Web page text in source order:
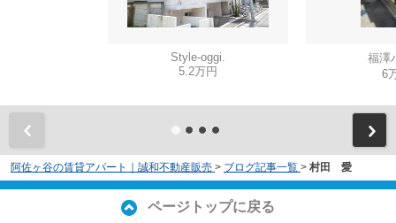
Style-oggi.
5.2万円
福澤
6
阿佐ヶ谷の賃貸アパート｜誠和不動産販売 > ブログ記事一覧 > 村田 愛
ページトップに戻る